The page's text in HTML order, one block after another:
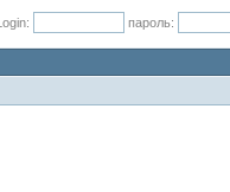
пароль: